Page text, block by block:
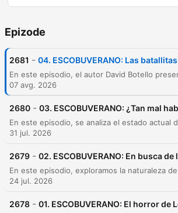
Epizode
2681 - 04. ESCOBUVERANO: Las
07 avg. 2026
2680 - 03. ESCOBUVERANO: ¿Tan mal
31 jul. 2026
2679 - 02. ESCOBUVERANO: En busca
24 jul. 2026
2678 - 01. ESCOBUVERANO: El horror de